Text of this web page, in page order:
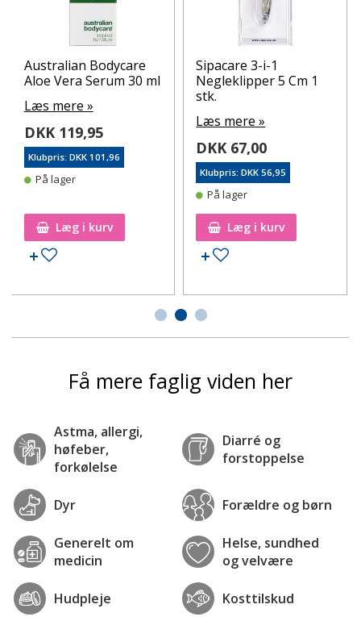
Australian Bodycare
Aloe Vera Serum 30 ml
Læs mere »
DKK 119,95
Klubpris: DKK 101,96
På lager
Læg i kurv
Tilføj til ønskeseddel
Sipacare 3-i-1
Negleklipper 5 Cm 1
stk.
Læs mere »
DKK 67,00
Klubpris: DKK 56,95
På lager
Læg i kurv
Tilføj til ønskeseddel
Få mere faglig viden her
Astma, allergi,
høfeber,
forkølelse
Diarré og
forstoppelse
Dyr Forældre og børn
Generelt om
medicin
Helse, sundhed
og velvære
Hudpleje Kosttilskud